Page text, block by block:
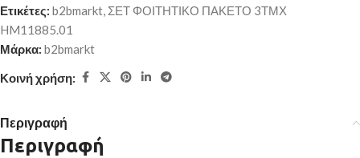
Ετικέτες: b2bmarkt, ΣΕΤ ΦΟΙΤΗΤΙΚΟ ΠΑΚΕΤΟ 3ΤΜΧ
HM11885.01
Μάρκα: b2bmarkt
Κοινή χρήση:
Περιγραφή
Περιγραφή